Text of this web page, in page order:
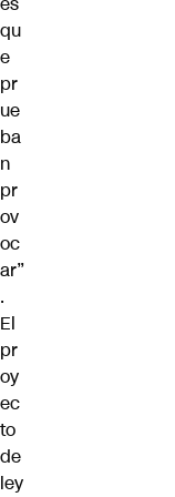
qu
e
pr
ue
ba
n
pr
ov
oc
ar”
.
El
pr
oy
ec
to
de
ley